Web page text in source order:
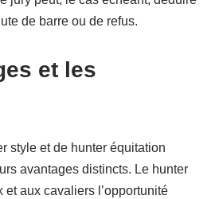
de barre ou de refus.
et les
style et de hunter équitation
avantages distincts. Le hunter
et aux cavaliers l’opportunité